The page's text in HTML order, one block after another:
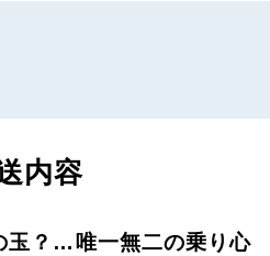
内容
玉？…唯一無二の乗り心